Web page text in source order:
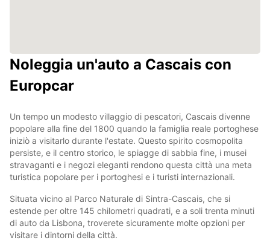
Noleggia un'auto a Cascais con
Europcar
Un tempo un modesto villaggio di pescatori, Cascais divenne
popolare alla fine del 1800 quando la famiglia reale portoghese
iniziò a visitarlo durante l'estate. Questo spirito cosmopolita
persiste, e il centro storico, le spiagge di sabbia fine, i musei
stravaganti e i negozi eleganti rendono questa città una meta
turistica popolare per i portoghesi e i turisti internazionali.
Situata vicino al Parco Naturale di Sintra-Cascais, che si
estende per oltre 145 chilometri quadrati, e a soli trenta minuti
di auto da Lisbona, troverete sicuramente molte opzioni per
visitare i dintorni della città.